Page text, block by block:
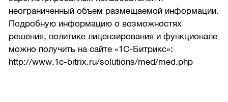
неограниченный объем размещаемой информации.
Подробную информацию о возможностях
решения, политике лицензирования и функционале
можно получить на сайте «1С-Битрикс»:
http://www.1c-bitrix.ru/solutions/med/med.php